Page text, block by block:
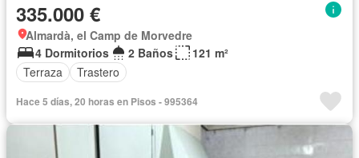
335.000 €
Almardà, el Camp de Morvedre
4 Dormitorios
2 Baños
121 m²
Terraza
Trastero
Hace 5 días, 20 horas en Pisos - 995364